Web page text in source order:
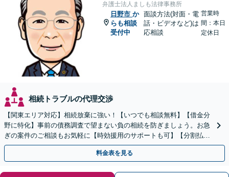
弁護士法人ましも法律事務所
日野市 か
らも相談
受付中
面談方法(対面・電
話・ビデオなど)は
応相談
営業時
間：本日
定休日
相続トラブルの代理交渉
【関東エリア対応】相続放棄に強い！【いつでも相談無料】【借金分
野に特化】事前の債務調査で望まない負の相続を防ぎましょう。お急
ぎの案件のご相談もお気軽に【時効援用のサポートも可】【分割払い
利用可】【休日電話相談可能】
料金表を見る